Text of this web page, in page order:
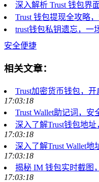
深入解析 Trust 钱包界
Trust 钱包提现全攻略
trust钱包私钥遗忘，一
安全便捷
相关文章：
Trust加密货币钱包，开
17:03:18
Trust Wallet助记词，安
深入了解Trust钱包地
17:03:18
深入了解Trust Wallet
17:03:18
揭秘 IM 钱包实时截图
17:03:18